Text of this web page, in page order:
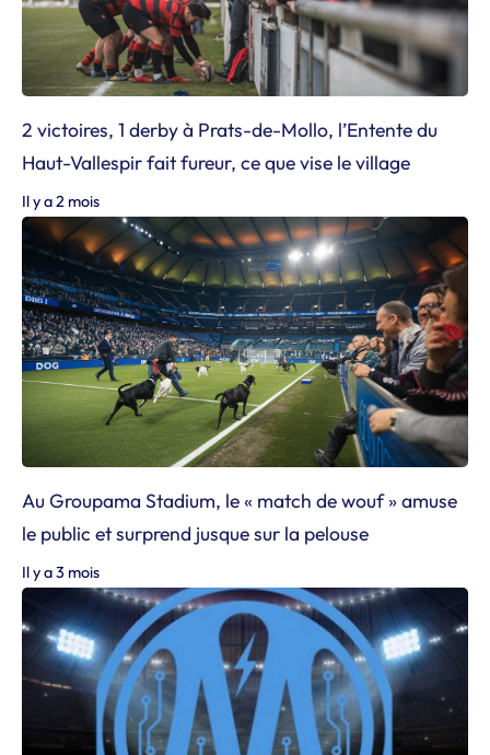
2 victoires, 1 derby à Prats-de-Mollo, l’Entente du
Haut-Vallespir fait fureur, ce que vise le village
Il y a 2 mois
Au Groupama Stadium, le « match de wouf » amuse
le public et surprend jusque sur la pelouse
Il y a 3 mois